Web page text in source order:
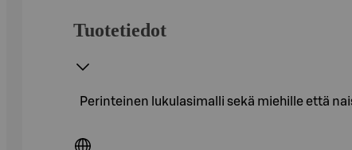
Tuotetiedot
Perinteinen lukulasimalli sekä miehille että